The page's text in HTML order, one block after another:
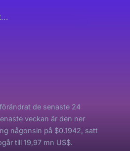
de senaste 24
veckan är den ner
någonsin på $0.1942, satt
till 19,97 mn US$.